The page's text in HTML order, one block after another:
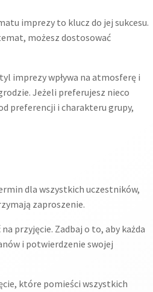
imprezy to klucz do jej sukcesu.
możesz dostosować
imprezy wpływa na atmosferę i
Jeżeli preferujesz nieco
preferencji i charakteru grupy,
dla wszystkich uczestników,
zaproszenie.
przyjęcie. Zadbaj o to, aby każda
i potwierdzenie swojej
które pomieści wszystkich